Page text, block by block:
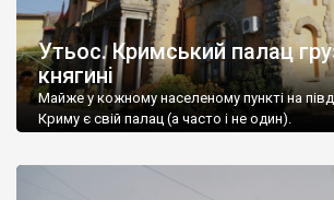
Утьос. Кримський палац
княгині
Майже у кожному населеному пункті на
Криму є свій палац (а часто і не один).